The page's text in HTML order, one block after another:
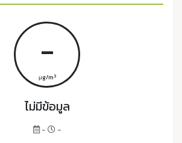
-
μg/m3
ไม่มีข้อมูล
- -